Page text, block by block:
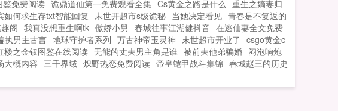
鉴免费阅读 诡鼎道仙第一免费观看全集 Cs黄金之路是什么 重生之嫡妻归
如何求生存txt智能回复 末世开超市s级诡秘 当她决定看见 青春是不复返的
阁 我真没想重生啊tk 傲娇小舅 春城往事江湖健抖音 在逃仙妻全文免费
执男主古言 地球守护者系列 万古神帝玉灵神 末世超市开业了 csgo黄金c
楼之金钗图鉴在线阅读 无能的丈夫男主角是谁 被前夫他弟骗婚 闷泡响炮
大概内容 三千界域 炽野热恋免费阅读 帝皇铠甲战斗集锦 春城赵三的历史